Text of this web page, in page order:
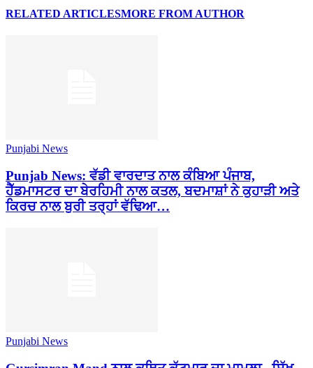
RELATED ARTICLESMORE FROM AUTHOR
Punjabi News
Punjab News: ਵੱਡੀ ਵਾਰਦਾਤ ਨਾਲ ਕੰਬਿਆ ਪੰਜਾਬ,
ਹੈੱਡਮਾਸਟਰ ਦਾ ਬੇਰਹਿਮੀ ਨਾਲ ਕਤਲ, ਬਦਮਾਸ਼ਾਂ ਨੇ ਕੁਹਾੜੀ ਅਤੇ
ਕਿਰਚ ਨਾਲ ਬੁਰੀ ਤਰ੍ਹਾਂ ਵੱਢਿਆ…
Punjabi News